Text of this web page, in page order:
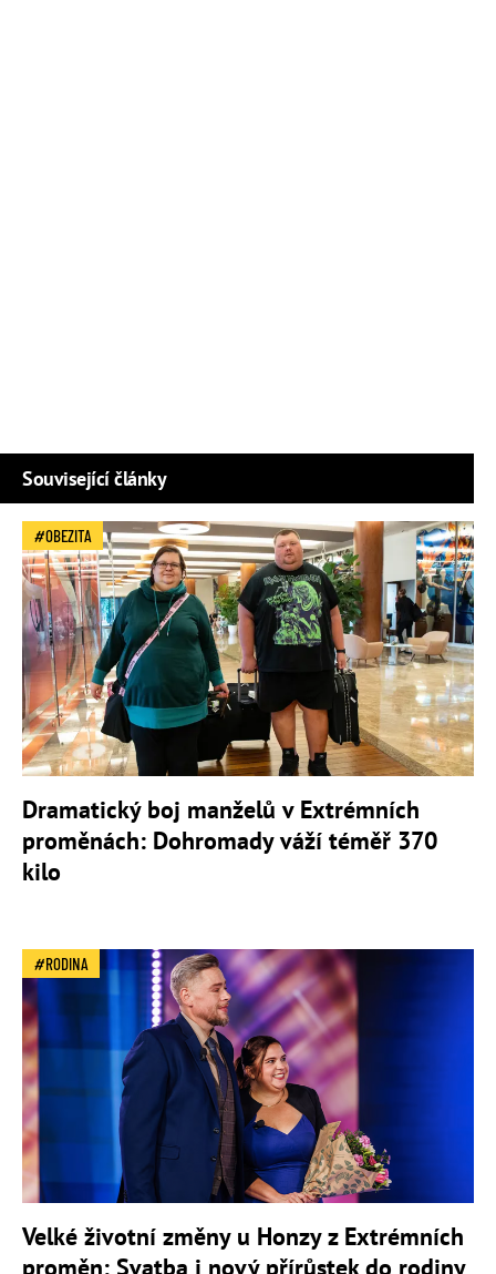
Související články
OBEZITA
Dramatický boj manželů v Extrémních
proměnách: Dohromady váží téměř 370
kilo
RODINA
Velké životní změny u Honzy z Extrémních
proměn: Svatba i nový přírůstek do rodiny